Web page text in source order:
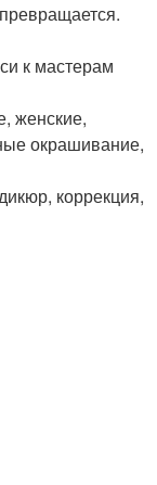
к мастерам
женские,
окрашивание,
коррекция,